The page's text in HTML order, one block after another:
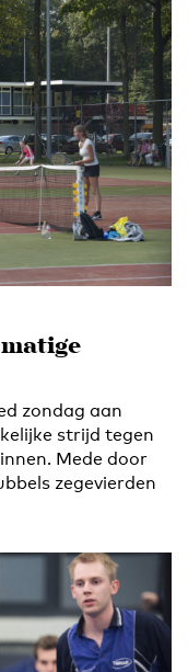
zondag aan
strijd tegen
Mede door
zegevierden